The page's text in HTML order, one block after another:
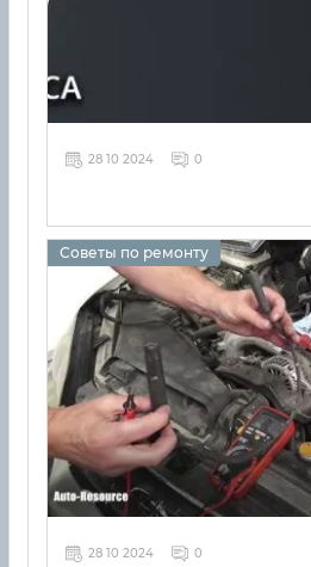
28 10 2024 0
Советы по ремонту
28 10 2024 0